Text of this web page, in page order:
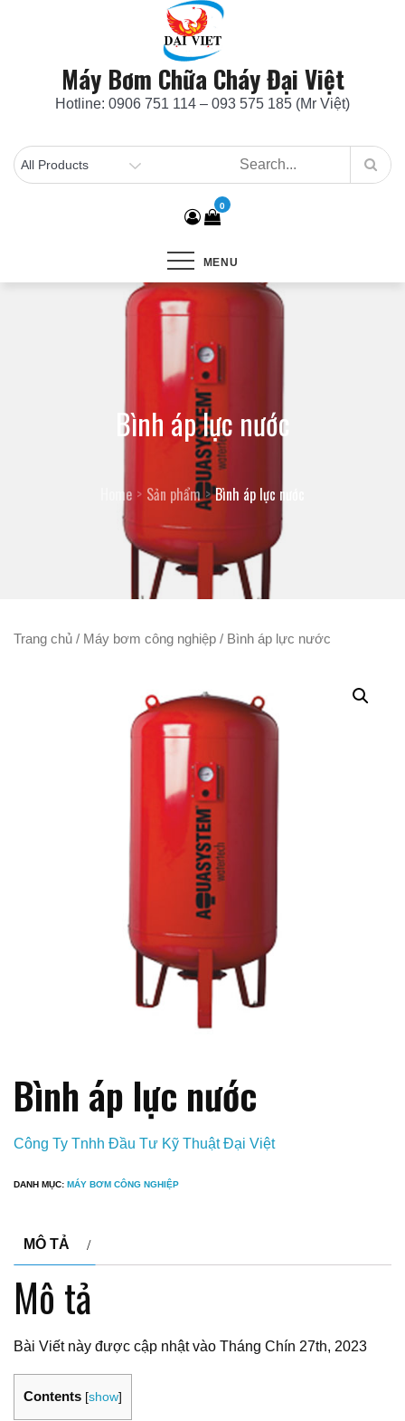
Máy Bơm Chữa Cháy Đại Việt
Hotline: 0906 751 114 – 093 575 185 (Mr Việt)
0
MENU
Bình áp lực nước
Home Sản phẩm Bình áp lực nước
Trang chủ / Máy bơm công nghiệp / Bình áp lực nước
Bình áp lực nước
Công Ty Tnhh Đầu Tư Kỹ Thuật Đại Việt
DANH MỤC: MÁY BƠM CÔNG NGHIỆP
MÔ TẢ
Mô tả
Bài Viết này được cập nhật vào Tháng Chín 27th, 2023
Contents [show]